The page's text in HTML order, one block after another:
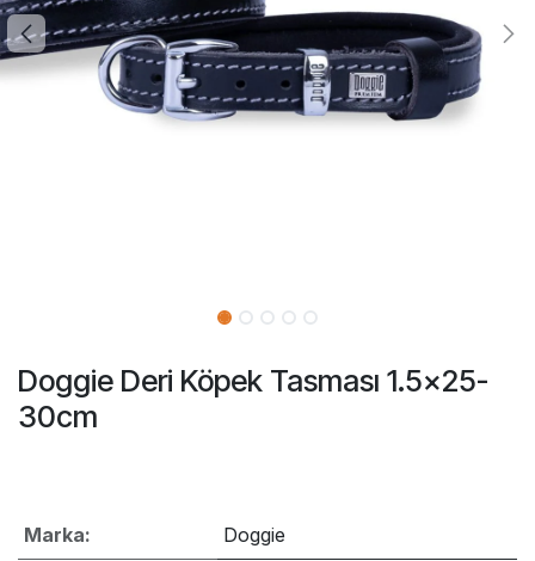
Doggie Deri Köpek Tasması 1.5x25-
30cm
Marka: Doggie